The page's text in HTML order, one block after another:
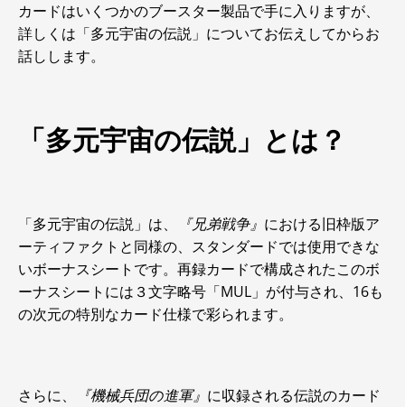
カードはいくつかのブースター製品で手に入りますが、
詳しくは「多元宇宙の伝説」についてお伝えしてからお
話しします。
「多元宇宙の伝説」とは？
「多元宇宙の伝説」は、 『兄弟戦争』 における旧枠版ア
ーティファクトと同様の、スタンダードでは使用できな
いボーナスシートです。再録カードで構成されたこのボ
ーナスシートには３文字略号「MUL」が付与され、16も
の次元の特別なカード仕様で彩られます。
さらに、 『機械兵団の進軍』 に収録される伝説のカード